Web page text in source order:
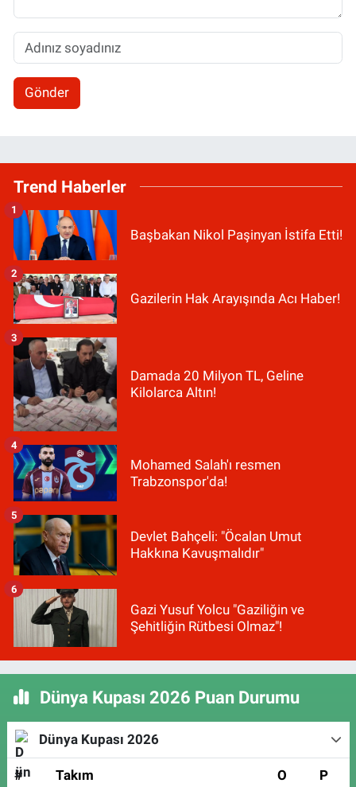
Gönder
Trend Haberler
Başbakan Nikol Paşinyan İstifa Etti!
1
Gazilerin Hak Arayışında Acı Haber!
2
Damada 20 Milyon TL, Geline
Kilolarca Altın!
3
Mohamed Salah'ı resmen
Trabzonspor'da!
4
Devlet Bahçeli: "Öcalan Umut
Hakkına Kavuşmalıdır"
5
Gazi Yusuf Yolcu "Gaziliğin ve
Şehitliğin Rütbesi Olmaz"!
6
Dünya Kupası 2026 Puan Durumu
Dünya Kupası 2026
# Takım O P